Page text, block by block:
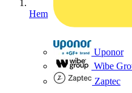
Uponor
Wibe
Zaptec
Hem